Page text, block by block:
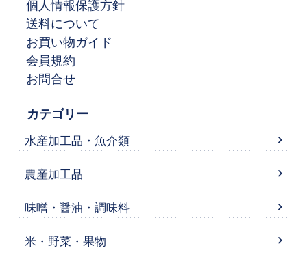
個人情報保護方針
送料について
お買い物ガイド
会員規約
お問合せ
カテゴリー
水産加工品・魚介類
農産加工品
味噌・醤油・調味料
米・野菜・果物